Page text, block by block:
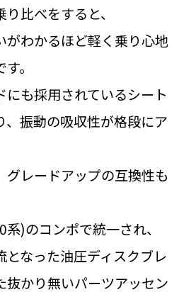
比べをすると、
がわかるほど軽く乗り心地
。
にも採用されているシート
、振動の吸収性が格段にア
グレードアップの互換性も
)のコンポで統一され、
となった油圧ディスクブレ
抜かり無いパーツアッセン